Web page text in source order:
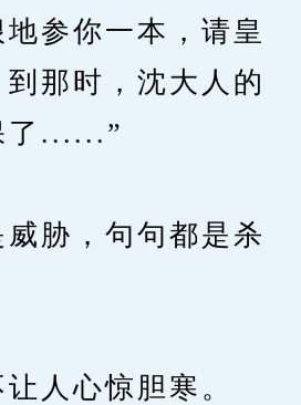
参你一本，请皇
那时，沈大人的
了......”
胁，句句都是杀
心惊胆寒。